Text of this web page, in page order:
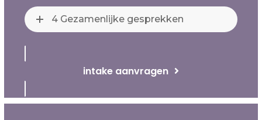
4 Gezamenlijke gesprekken
intake aanvragen